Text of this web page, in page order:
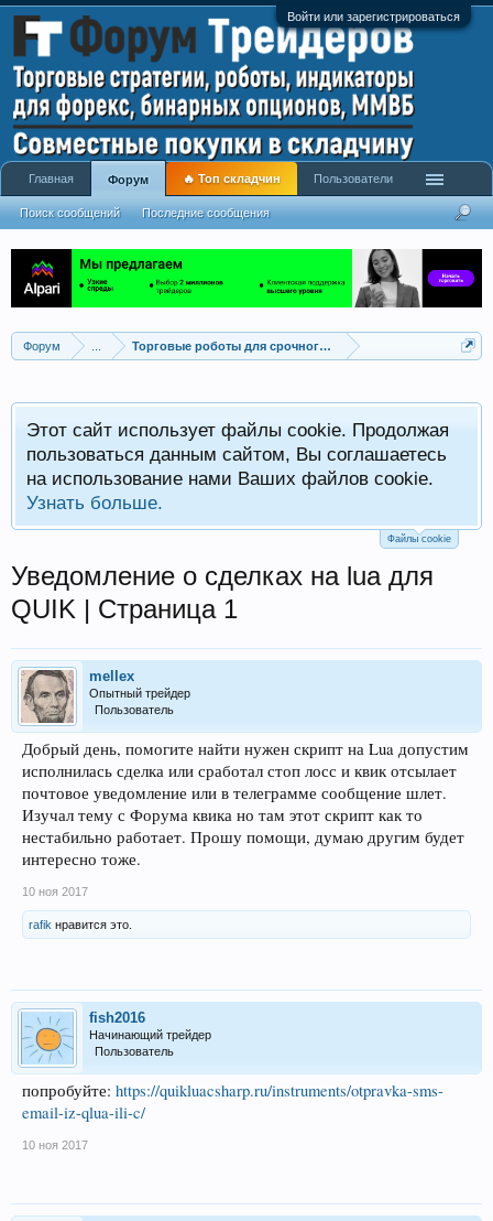
Войти или зарегистрироваться
Форум Торговые роботы для срочного и фондового рынка
Этот сайт использует файлы cookie. Продолжая
пользоваться данным сайтом, Вы соглашаетесь
на использование нами Ваших файлов cookie.
Узнать больше.
Файлы cookie
Уведомление о сделках на lua для
QUIK | Страница 1
mellex
Опытный трейдер
Пользователь
Добрый день, помогите найти нужен скрипт на Lua допустим
исполнилась сделка или сработал стоп лосс и квик отсылает
почтовое уведомление или в телеграмме сообщение шлет.
Изучал тему с Форума квика но там этот скрипт как то
нестабильно работает. Прошу помощи, думаю другим будет
интересно тоже.
10 ноя 2017
rafik нравится это.
fish2016
Начинающий трейдер
Пользователь
попробуйте: https://quikluacsharp.ru/instruments/otpravka-sms-
email-iz-qlua-ili-c/
10 ноя 2017
Главная Форум
Поиск сообщений Последние сообщения
🔥 Топ складчин Пользователи